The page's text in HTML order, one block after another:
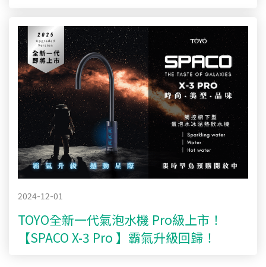
2024-12-01
TOYO全新一代氣泡水機 Pro級上市！
【SPACO X-3 Pro 】霸氣升級回歸！